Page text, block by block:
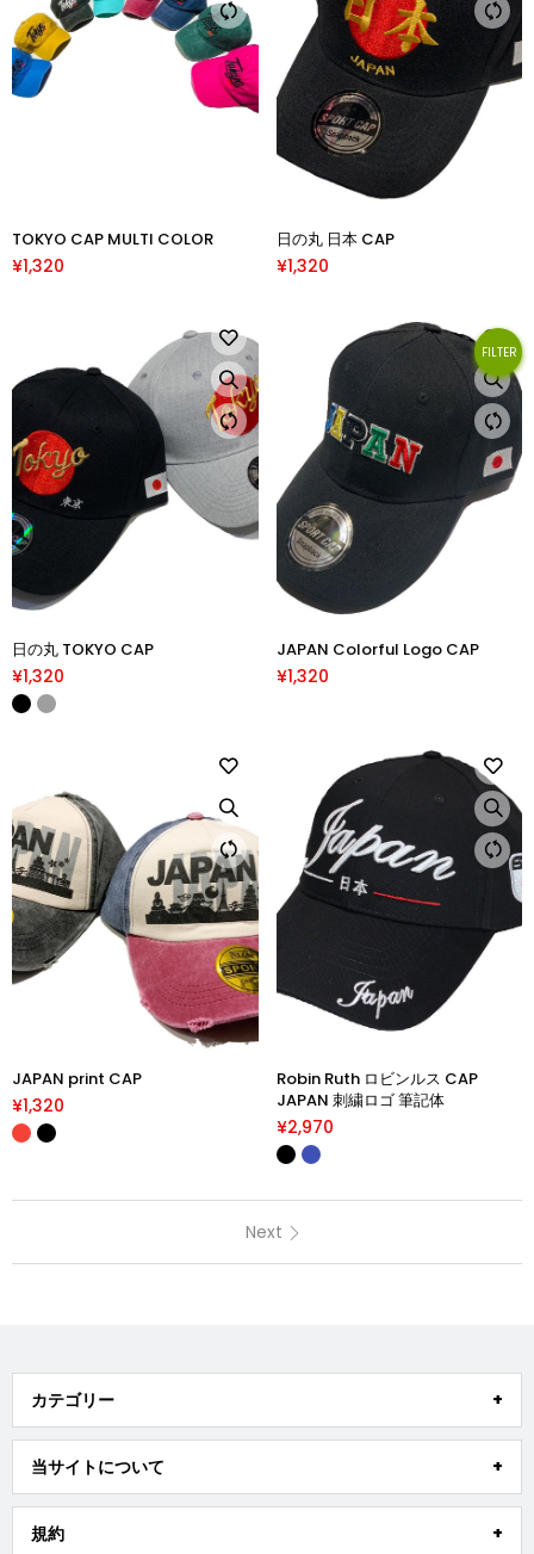
FILTER
TOKYO CAP MULTI COLOR
¥1,320
日の丸 日本 CAP
¥1,320
日の丸 TOKYO CAP
¥1,320
JAPAN Colorful Logo CAP
¥1,320
JAPAN print CAP
¥1,320
Robin Ruth ロビンルス CAP
JAPAN 刺繍ロゴ 筆記体
¥2,970
Next
カテゴリー
当サイトについて
規約